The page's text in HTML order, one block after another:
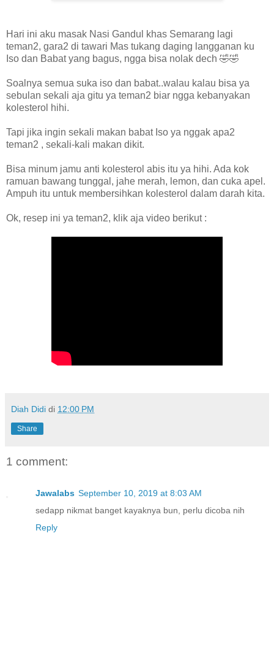
Hari ini aku masak Nasi Gandul khas Semarang lagi
teman2, gara2 di tawari Mas tukang daging langganan ku
Iso dan Babat yang bagus, ngga bisa nolak dech 🤣🤣
Soalnya semua suka iso dan babat..walau kalau bisa ya
sebulan sekali aja gitu ya teman2 biar ngga kebanyakan
kolesterol hihi.
Tapi jika ingin sekali makan babat Iso ya nggak apa2
teman2 , sekali-kali makan dikit.
Bisa minum jamu anti kolesterol abis itu ya hihi. Ada kok
ramuan bawang tunggal, jahe merah, lemon, dan cuka apel.
Ampuh itu untuk membersihkan kolesterol dalam darah kita.
Ok, resep ini ya teman2, klik aja video berikut :
Diah Didi di 12:00 PM
Share
1 comment:
Jawalabs September 10, 2019 at 8:03 AM
sedapp nikmat banget kayaknya bun, perlu dicoba nih
Reply